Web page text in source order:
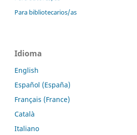
Para bibliotecarios/as
Idioma
English
Español (España)
Français (France)
Català
Italiano